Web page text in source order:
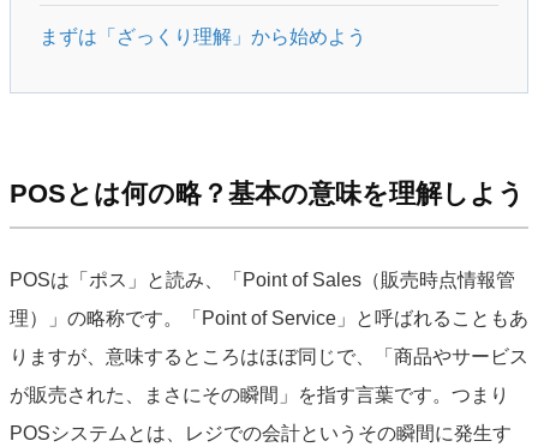
まずは「ざっくり理解」から始めよう
POSとは何の略？基本の意味を理解しよう
POSは「ポス」と読み、「Point of Sales（販売時点情報管
理）」の略称です。「Point of Service」と呼ばれることもあ
りますが、意味するところはほぼ同じで、「商品やサービス
が販売された、まさにその瞬間」を指す言葉です。つまり
POSシステムとは、レジでの会計というその瞬間に発生す